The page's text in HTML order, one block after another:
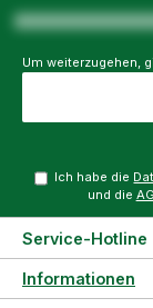
Um weiterzugehen,
Ich habe die
und die
Service-Hotline
Informationen